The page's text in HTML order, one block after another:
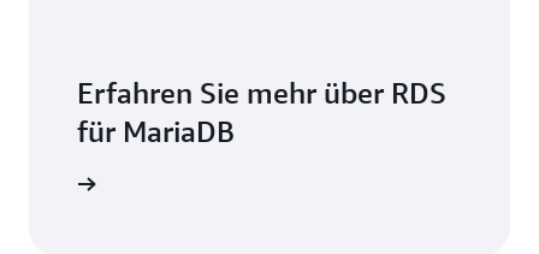
Erfahren Sie mehr über RDS
für MariaDB